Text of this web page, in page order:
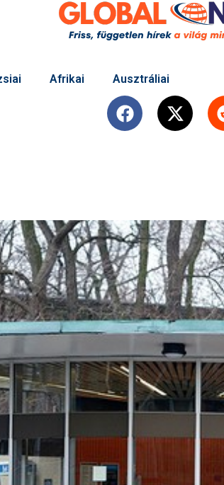
Afrikai Ausztráliai